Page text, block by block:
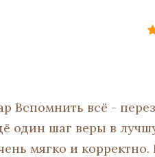
Вспомнить всё -
один шаг веры в
мягко и